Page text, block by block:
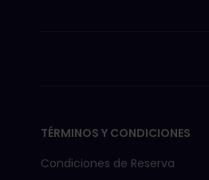
TÉRMINOS Y CONDICIONES
Condiciones de Reserva